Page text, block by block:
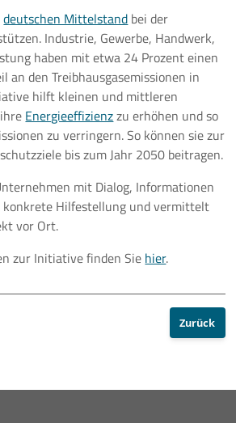
deutschen Mittelstand bei der
Industrie, Gewerbe, Handwerk,
haben mit etwa 24 Prozent einen
an den Treibhausgasemissionen in
hilft kleinen und mittleren
Energieeffizienzzu erhöhen und so
zu verringern. So können sie zur
bis zum Jahr 2050 beitragen.
mit Dialog, Informationen
konkrete Hilfestellung und vermittelt
vor Ort.
zur Initiative finden Sie hier.
Zurück